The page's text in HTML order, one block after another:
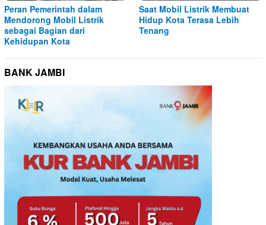
Peran Pemerintah dalam
Mendorong Mobil Listrik
sebagai Bagian dari
Kehidupan Kota
Saat Mobil Listrik Membuat
Hidup Kota Terasa Lebih
Tenang
BANK JAMBI